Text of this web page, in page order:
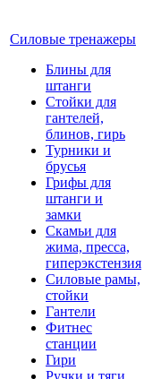
Силовые тренажеры
Блины для
штанги
Стойки для
гантелей,
блинов, гирь
Турники и
брусья
Грифы для
штанги и
замки
Скамьи для
жима, пресса,
гиперэкстензия
Силовые рамы,
стойки
Гантели
Фитнес
станции
Гири
Ручки и тяги